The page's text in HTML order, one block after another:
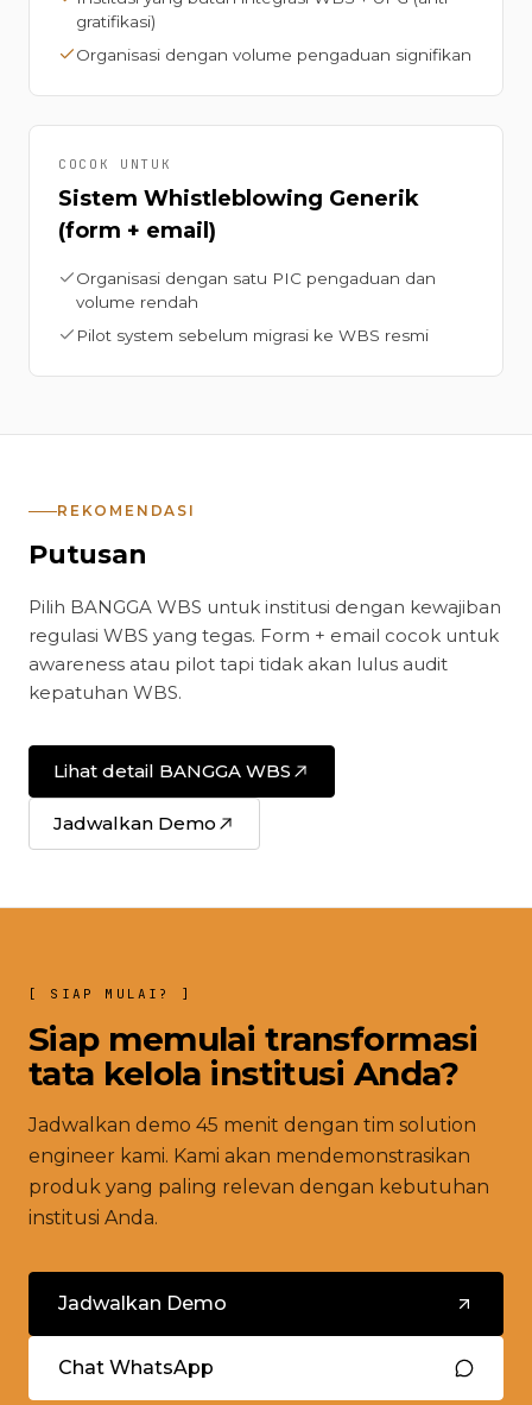
gratifikasi)
Organisasi dengan volume pengaduan signifikan
COCOK UNTUK
Sistem Whistleblowing Generik
(form + email)
Organisasi dengan satu PIC pengaduan dan
volume rendah
Pilot system sebelum migrasi ke WBS resmi
REKOMENDASI
Putusan
Pilih BANGGA WBS untuk institusi dengan kewajiban
regulasi WBS yang tegas. Form + email cocok untuk
awareness atau pilot tapi tidak akan lulus audit
kepatuhan WBS.
Lihat detail BANGGA WBS
Jadwalkan Demo
[ SIAP MULAI? ]
Siap memulai transformasi
tata kelola institusi Anda?
Jadwalkan demo 45 menit dengan tim solution
engineer kami. Kami akan mendemonstrasikan
produk yang paling relevan dengan kebutuhan
institusi Anda.
Jadwalkan Demo
Chat WhatsApp